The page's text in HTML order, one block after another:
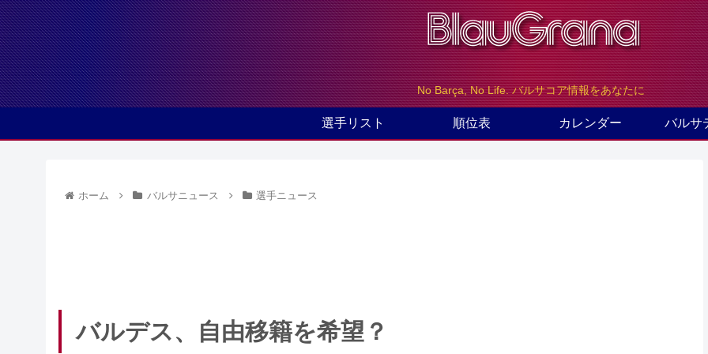
No Barça, No Life. バルサコア情報をあなたに
選手リスト 順位表 カレンダー バルサ
ホーム バルサニュース 選手ニュース
バルデス、自由移籍を希望？